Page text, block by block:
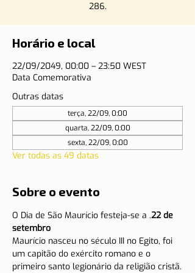
286.
Horário e local
22/09/2049, 00:00 – 23:50 WEST
Data Comemorativa
Outras datas
terça, 22/09, 0:00
quarta, 22/09, 0:00
sexta, 22/09, 0:00
Ver todas as 49 datas
Sobre o evento
O Dia de São Maurício festeja-se a .22 de
setembro
Maurício nasceu no século III no Egito, foi
um capitão do exército romano e o
primeiro santo legionário da religião cristã.